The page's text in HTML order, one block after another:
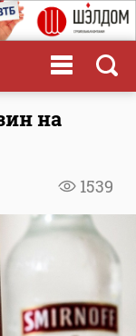
на
1539